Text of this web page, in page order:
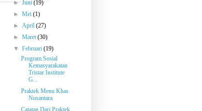
►Juni(19)
►Mei(1)
►April(27)
►Maret(30)
▼Februari(19)
Program Sosial
Kemasyarakatan
Tristar Institute
G...
Praktek Menu Khas
Nusantara
Catatan Dari Praktek